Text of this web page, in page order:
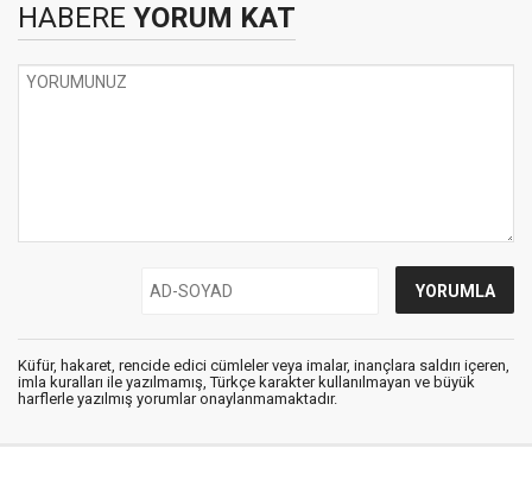
HABERE YORUM KAT
Küfür, hakaret, rencide edici cümleler veya imalar, inançlara saldırı içeren,
imla kuralları ile yazılmamış, Türkçe karakter kullanılmayan ve büyük
harflerle yazılmış yorumlar onaylanmamaktadır.